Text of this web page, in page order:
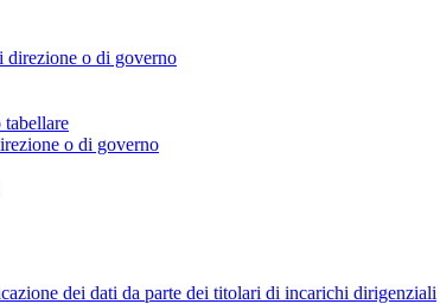
o di governo
o di governo
dei dati da parte dei titolari di incarichi dirigenziali